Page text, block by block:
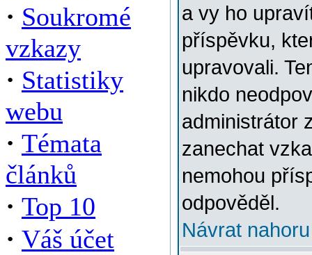
· Soukromé
vzkazy
· Statistiky
webu
· Témata
článků
· Top 10
· Váš účet
a vy ho
příspěvku,
upravovali.
nikdo
administrátor
zanechat
nemohou
odpověděl.
Návrat nahoru